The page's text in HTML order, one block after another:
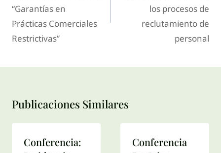
“Garantías en
Prácticas Comerciales
Restrictivas”
los procesos de
reclutamiento de
personal
Publicaciones Similares
Conferencia:
Conferencia